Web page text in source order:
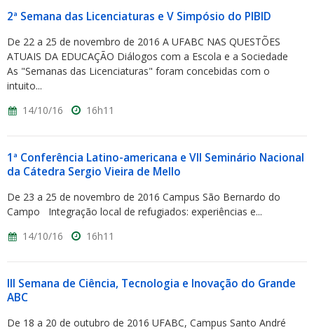
2ª Semana das Licenciaturas e V Simpósio do PIBID
De 22 a 25 de novembro de 2016 A UFABC NAS QUESTÕES
ATUAIS DA EDUCAÇÃO Diálogos com a Escola e a Sociedade
As "Semanas das Licenciaturas" foram concebidas com o
intuito...
14/10/16
16h11
1ª Conferência Latino-americana e VII Seminário Nacional
da Cátedra Sergio Vieira de Mello
De 23 a 25 de novembro de 2016 Campus São Bernardo do
Campo Integração local de refugiados: experiências e...
14/10/16
16h11
III Semana de Ciência, Tecnologia e Inovação do Grande
ABC
De 18 a 20 de outubro de 2016 UFABC, Campus Santo André